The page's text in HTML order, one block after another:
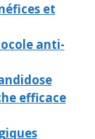
et
anti-
efficace